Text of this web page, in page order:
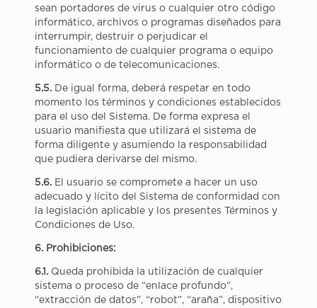
sean portadores de virus o cualquier otro código
informático, archivos o programas diseñados para
interrumpir, destruir o perjudicar el
funcionamiento de cualquier programa o equipo
informático o de telecomunicaciones.
5.5.De igual forma, deberá respetar en todo
momento los términos y condiciones establecidos
para el uso del Sistema. De forma expresa el
usuario manifiesta que utilizará el sistema de
forma diligente y asumiendo la responsabilidad
que pudiera derivarse del mismo.
5.6.El usuario se compromete a hacer un uso
adecuado y lícito del Sistema de conformidad con
la legislación aplicable y los presentes Términos y
Condiciones de Uso.
6. Prohibiciones:
6.1.Queda prohibida la utilización de cualquier
sistema o proceso de “enlace profundo”,
“extracción de datos”, “robot”, “araña”, dispositivo